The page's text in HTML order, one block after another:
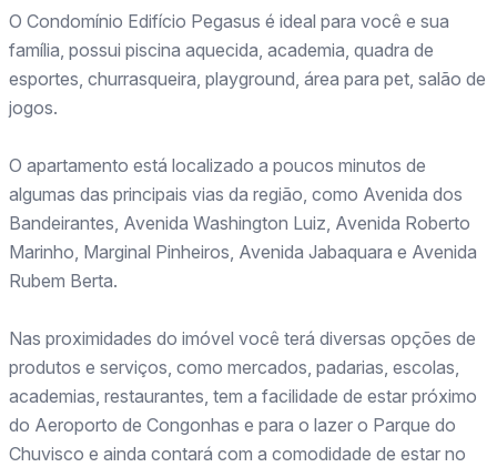
O Condomínio Edifício Pegasus é ideal para você e sua
família, possui piscina aquecida, academia, quadra de
esportes, churrasqueira, playground, área para pet, salão de
jogos.
O apartamento está localizado a poucos minutos de
algumas das principais vias da região, como Avenida dos
Bandeirantes, Avenida Washington Luiz, Avenida Roberto
Marinho, Marginal Pinheiros, Avenida Jabaquara e Avenida
Rubem Berta.
Nas proximidades do imóvel você terá diversas opções de
produtos e serviços, como mercados, padarias, escolas,
academias, restaurantes, tem a facilidade de estar próximo
do Aeroporto de Congonhas e para o lazer o Parque do
Chuvisco e ainda contará com a comodidade de estar no